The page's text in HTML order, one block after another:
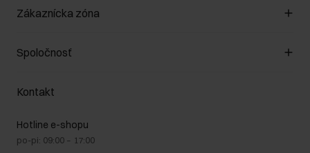
Spravovať súbory cookie
Spôsob platby
Vrátenie
Zákaznícka zóna
Zákazníky klub
Pravidlá propagácie
Starostlivosť o kožu
Bezpečné nakupovanie
Blog
Spoločnosť
O nás
GDPR - Zásady ochrany osobných údajov
Právne informácie
Kontakt
Hotline e-shopu
po-pi: 09:00 – 17:00